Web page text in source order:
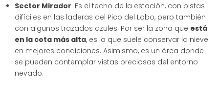
Sector Mirador. Es el techo de la estación, con pistas
difíciles en las laderas del Pico del Lobo, pero también
con algunos trazados azules. Por ser la zona que está
en la cota más alta, es la que suele conservar la nieve
en mejores condiciones. Asimismo, es un área donde
se pueden contemplar vistas preciosas del entorno
nevado.